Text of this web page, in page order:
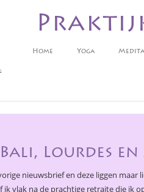
Home Yoga
Lourdes
nieuwsbrief en deze liggen
ik vlak na de prachtige retraite die ik